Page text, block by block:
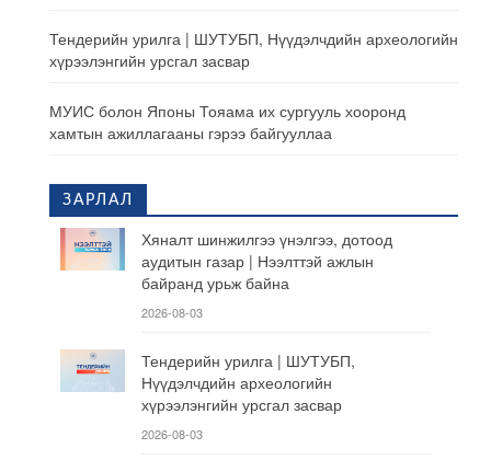
Тендерийн урилга | ШУТУБП, Нүүдэлчдийн археологийн
хүрээлэнгийн урсгал засвар
МУИС болон Японы Тояама их сургууль хооронд
хамтын ажиллагааны гэрээ байгууллаа
ЗАРЛАЛ
Хяналт шинжилгээ үнэлгээ, дотоод
аудитын газар | Нээлттэй ажлын
байранд урьж байна
2026-08-03
Тендерийн урилга | ШУТУБП,
Нүүдэлчдийн археологийн
хүрээлэнгийн урсгал засвар
2026-08-03